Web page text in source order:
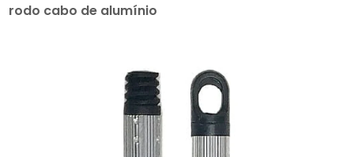
rodo cabo de alumínio